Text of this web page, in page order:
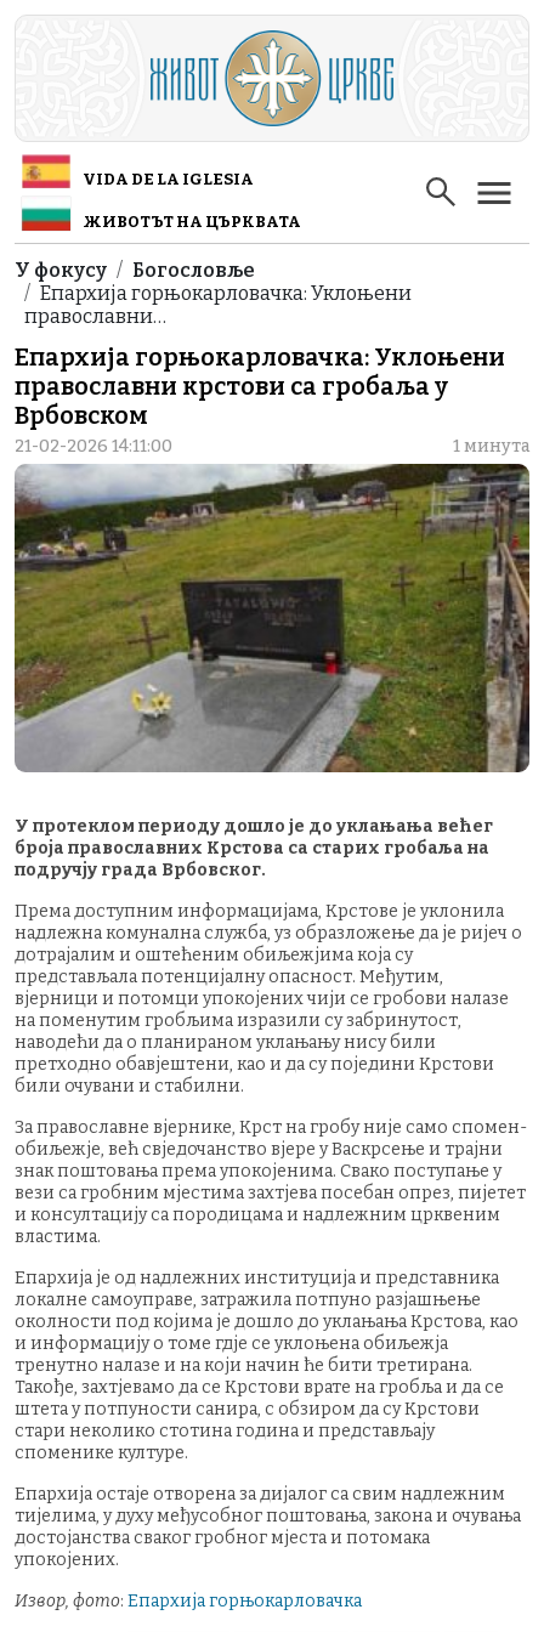
Skip to main content
VIDA DE LA IGLESIA
ЖИВОТЪТ НА ЦЪРКВАТА
Breadcrumb
У фокусу
Богословље
Епархија горњокарловачка: Уклоњени
православни…
Епархија горњокарловачка: Уклоњени
православни крстови са гробаља у
Врбовском
21-02-2026 14:11:00 1 минута
У протеклом периоду дошло je до уклањања већег
броја православних Крстова са старих гробаља на
подручју града Врбовског.
Према доступним информацијама, Kрстове је уклонила
надлежна комунална служба, уз образложење да је ријеч о
дотрајалим и оштећеним обиљежјима која су
представљала потенцијалну опасност. Међутим,
вјерници и потомци упокојених чији се гробови налазе
на поменутим гробљима изразили су забринутост,
наводећи да о планираном уклањању нису били
претходно обавјештени, као и да су поједини Крстови
били очувани и стабилни.
За православне вјернике, Крст на гробу није само спомен-
обиљежје, већ свједочанство вјере у Васкрсење и трајни
знак поштовања према упокојенима. Свако поступање у
вези са гробним мјестима захтјева посебан опрез, пијетет
и консултацију са породицама и надлежним црквеним
властима.
Епархија је од надлежних институција и представника
локалне самоуправе, затражила потпуно разјашњење
околности под којима је дошло до уклањања Крстова, као
и информацију о томе гдје се уклоњена обиљежја
тренутно налазе и на који начин ће бити третирана.
Такође, захтјевамо да се Крстови врате на гробља и да се
штета у потпуности санира, с обзиром да су Крстови
стари неколико стотина година и представљају
споменике културе.
Епархија остаје отворена за дијалог са свим надлежним
тијелима, у духу међусобног поштовања, закона и очувања
достојанства сваког гробног мјеста и потомака
упокојених.
Извор, фото: Епархија горњокарловачка